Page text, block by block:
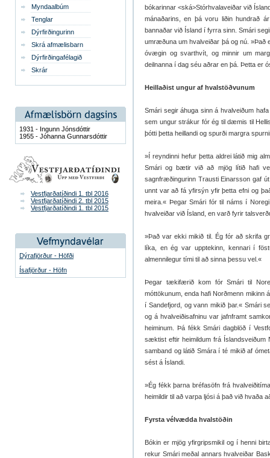
Myndaalbúm
Tenglar
Dýrfirðingurinn
Skrá afmælisbarn
Dýrfirðingafélagið
Skrár
1931 - Ingunn Jónsdóttir
1955 - Jóhanna Gunnarsdóttir
Vestfjarðatíðindi 1. tbl 2016
Vestfjarðatíðindi 2. tbl 2015
Vestfjarðatíðindi 1. tbl 2015
Dýrafjörður - Höfði
Ísafjörður - Höfn
bókarinnar <ská>Stórhvalaveiðar við
mánaðarins, en þá voru liðin hundrað
bannaðar við Ísland í fyrra sinn. Smári
umræðuna um hvalveiðar þá og nú.
óvægin og svarthvít, og minnir um
deilnanna í dag séu aðrar en þá. Þetta er
Heillaðist ungur af hvalstöðvunum
Smári segir áhuga sinn á hvalveiðum
sem ungur strákur fór ég til dæmis til
þótti þetta heillandi og spurði margra
»Í reyndinni hefur þetta aldrei látið mig
Smári og bætir við að mjög lítið hafi
sagnfræðingurinn Trausti Einarsson gaf
unnt var að fá yfirsýn yfir þetta efni og
meira.« Þegar Smári fór til náms í
hvalveiðar við Ísland, en varð fyrir
»Það var ekki mikið til. Ég fór að skrifa
líka, en ég var upptekinn, kennari í
almennilegur tími til að sinna þessu vel.«
Þegar tækifærið kom fór Smári til
móttökunum, enda hafi Norðmenn mikinn
í Sandefjord, og vann mikið þar.« Smári
og á hvalveiðisafninu var jafnframt
heiminum. Þá fékk Smári dagblöð í
sæktist eftir heimildum frá Íslandsveiðum
samband og látið Smára í té mikið af
sést á Íslandi.
»Ég fékk þarna bréfasöfn frá
heimildir til að varpa ljósi á það við hvaða
Fyrsta vélvædda hvalstöðin
Bókin er mjög yfirgripsmikil og í henni
rekur Smári meðal annars hvalveiðar